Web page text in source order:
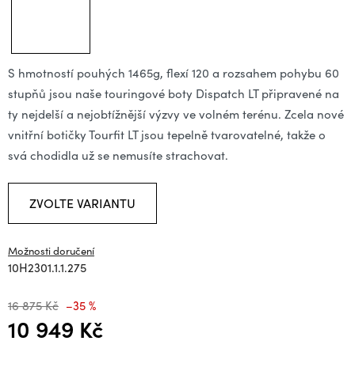
S hmotností pouhých 1465g, flexí 120 a rozsahem pohybu 60
stupňů jsou naše touringové boty Dispatch LT připravené na
ty nejdelší a nejobtížnější výzvy ve volném terénu. Zcela nové
vnitřní botičky Tourfit LT jsou tepelně tvarovatelné, takže o
svá chodidla už se nemusíte strachovat.
ZVOLTE VARIANTU
Možnosti doručení
10H2301.1.1.275
16 875 Kč –35 %
10 949 Kč